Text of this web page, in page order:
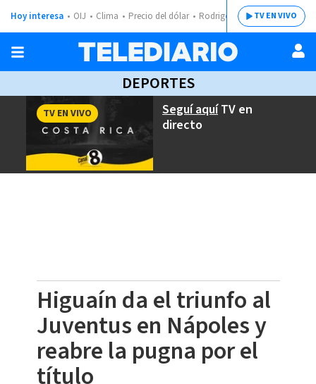
Hoy interesa OIJ Clima Precio del dólar Rodrigo ChavesTV EN VIVO
DEPORTES
Seguí aquíTV en
directo
TV EN VIVO
Higuaín da el triunfo al
Juventus en Nápoles y
reabre la pugna por el
título